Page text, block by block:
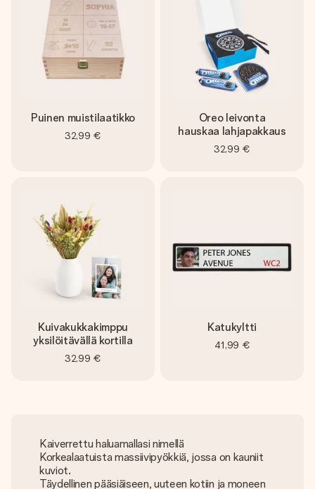
Puinen muistilaatikko
32,99 €
Oreo leivonta
hauskaa lahjapakkaus
32,99 €
Kuivakukkakimppu
yksilöitävällä kortilla
32,99 €
Katukyltti
41,99 €
Kaiverrettu haluamallasi nimellä
Korkealaatuista massiivipyökkiä, jossa on kauniit
kuviot.
Täydellinen pääsiäiseen, uuteen kotiin ja moneen